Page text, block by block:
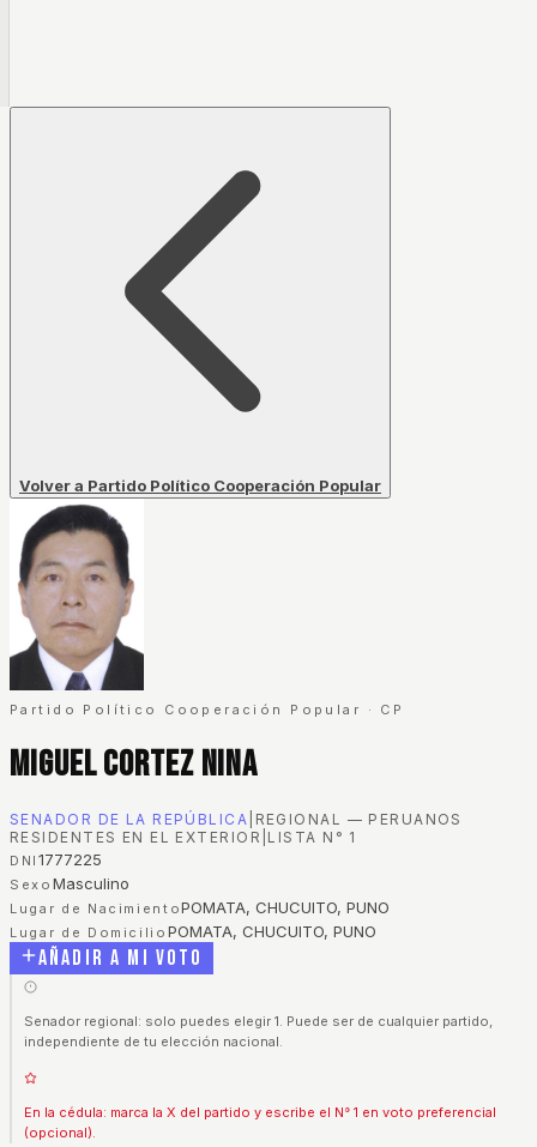
Volver a Partido Político Cooperación Popular
Partido Político Cooperación Popular · CP
Miguel Cortez Nina
SENADOR DE LA REPÚBLICA REGIONAL — PERUANOS
RESIDENTES EN EL EXTERIOR LISTA N° 1
DNI 1777225
Sexo Masculino
Lugar de NacimientoPOMATA, CHUCUITO, PUNO
Lugar de Domicilio POMATA, CHUCUITO, PUNO
Añadir a mi voto
Senador regional: solo puedes elegir 1. Puede ser de cualquier partido,
independiente de tu elección nacional.
En la cédula: marca la X del partido y escribe el N° 1 en voto preferencial
(opcional).